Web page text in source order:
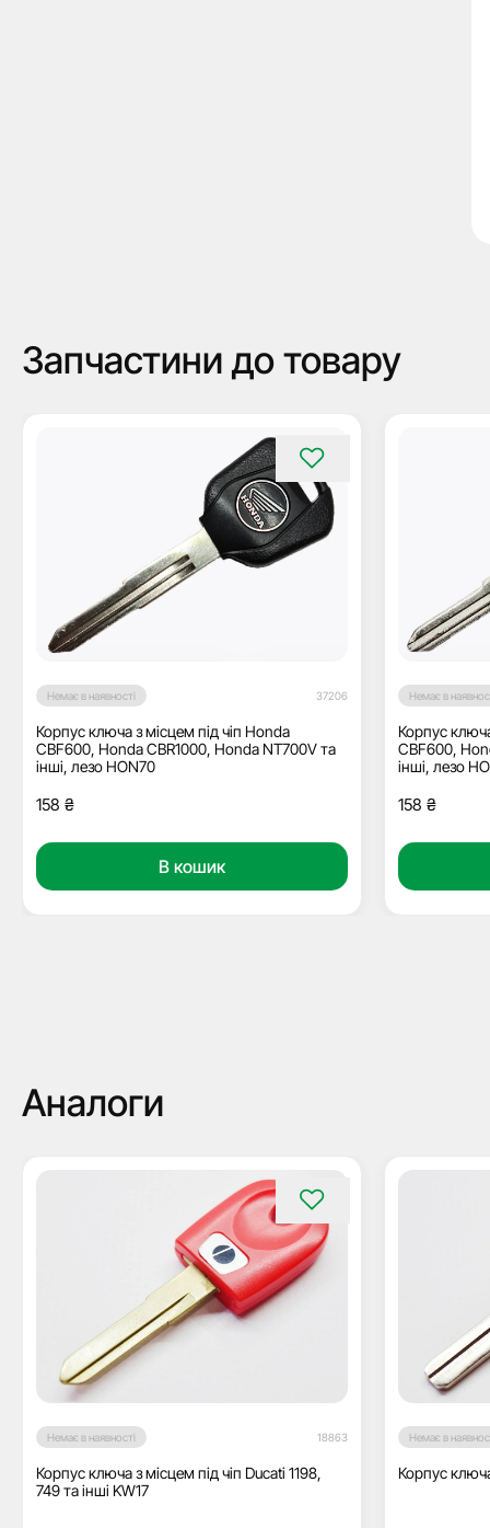
Запчастини до товару
Немає в наявності 37206
Корпус ключа з місцем під чіп Honda
CBF600, Honda CBR1000, Honda NT700V та
інші, лезо HON70
158 ₴
В кошик
Немає в
Корпус
CBF600,
інші, лезо
158 ₴
Аналоги
Немає в наявності 18863
Корпус ключа з місцем під чіп Ducati 1198,
749 та інші KW17
Немає в
Корпус